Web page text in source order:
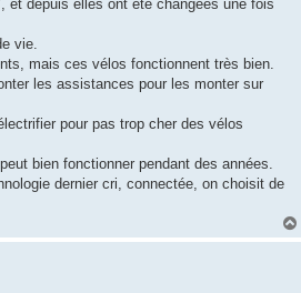
et depuis elles ont été changées une fois
vie.
mais ces vélos fonctionnent très bien.
les assistances pour les monter sur
pour pas trop cher des vélos
bien fonctionner pendant des années.
dernier cri, connectée, on choisit de